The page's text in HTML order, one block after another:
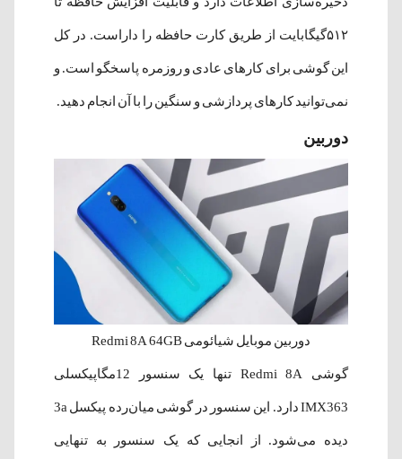
۵۱۲گیگابایت از طریق کارت حافظه را داراست. در کل
این گوشی برای کارهای عادی و روزمره پاسخگو است. و
نمی‌توانید کارهای پردازشی و سنگین را با آن انجام دهید.
دوربین
دوربین موبایل شیائومی Redmi 8A 64GB
گوشی Redmi 8A تنها یک سنسور 12مگاپیکسلی
IMX363 دارد. این سنسور در گوشی میان‌رده پیکسل 3a
دیده می‌شود. از انجایی که یک سنسور به تنهایی